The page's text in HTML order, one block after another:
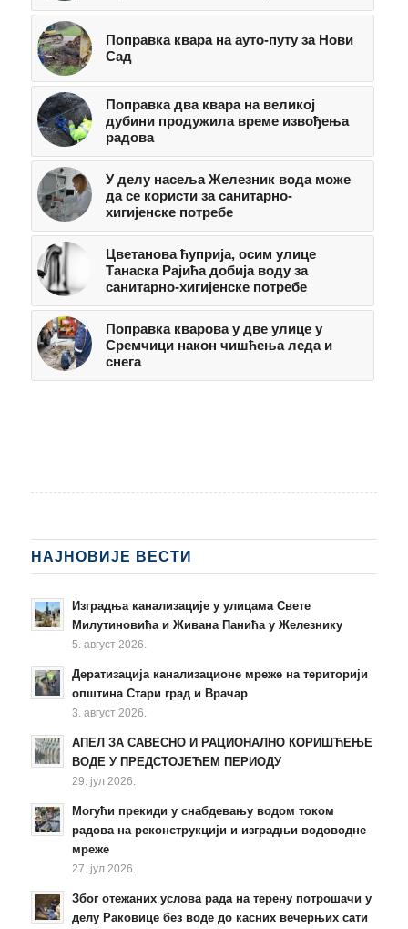
Поправка квара на ауто-путу за Нови
Сад
Поправка два квара на великој
дубини продужила време извођења
радова
У делу насеља Железник вода може
да се користи за санитарно-
хигијенске потребе
Цветанова ћуприја, осим улице
Танаска Рајића добија воду за
санитарно-хигијенске потребе
Поправка кварова у две улице у
Сремчици након чишћења леда и
снега
НАЈНОВИЈЕ ВЕСТИ
Изградња канализације у улицама Свете
Милутиновића и Живана Панића у Железнику
5. август 2026.
Дератизација канализационе мреже на територији
општина Стари град и Врачар
3. август 2026.
АПЕЛ ЗА САВЕСНО И РАЦИОНАЛНО КОРИШЋЕЊЕ
ВОДЕ У ПРЕДСТОЈЕЋЕМ ПЕРИОДУ
29. јул 2026.
Могући прекиди у снабдевању водом током
радова на реконструкцији и изградњи водоводне
мреже
27. јул 2026.
Због отежаних услова рада на терену потрошачи у
делу Раковице без воде до касних вечерњих сати